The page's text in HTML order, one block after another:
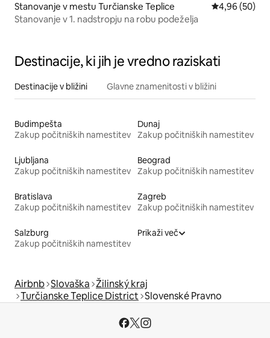
Stanovanje v mestu Turčianske Teplice Povprečna
4,96 (50)
Stanovanje v 1. nadstropju na robu podeželja
Destinacije, ki jih je vredno raziskati
Destinacije v bližini Glavne znamenitosti v bližini
Budimpešta
Zakup počitniških namestitev
Dunaj
Zakup počitniških namestitev
Ljubljana
Zakup počitniških namestitev
Beograd
Zakup počitniških namestitev
Bratislava
Zakup počitniških namestitev
Zagreb
Zakup počitniških namestitev
Salzburg
Zakup počitniških namestitev
Prikaži več
Airbnb Slovaška Žilinský kraj
Turčianske Teplice District Slovenské Pravno